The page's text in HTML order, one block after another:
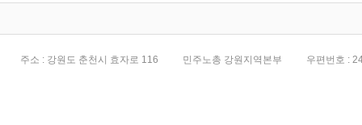
주소 : 강원도 춘천시 효자로 116 민주노총 강원지역본부 우편번호 :